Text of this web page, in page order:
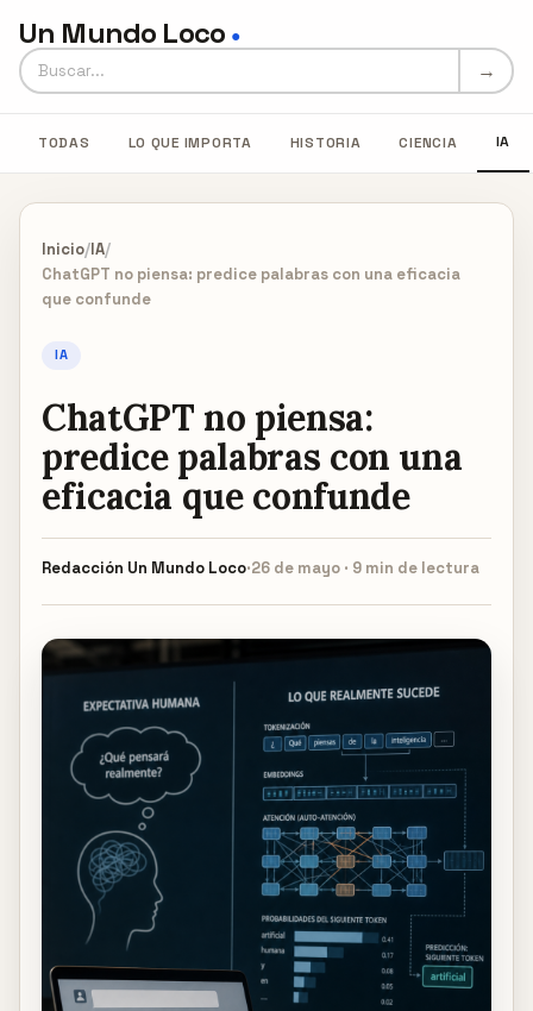
Un Mundo Loco ●
Buscar en Un Mundo Loco →
TODAS LO QUE IMPORTA HISTORIA CIENCIA IA
Inicio/IA/
ChatGPT no piensa: predice palabras con una eficacia
que confunde
IA
ChatGPT no piensa:
predice palabras con una
eficacia que confunde
Redacción Un Mundo Loco·26 de mayo · 9 min de lectura